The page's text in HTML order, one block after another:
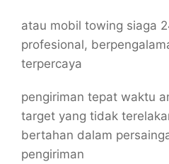
atau mobil towing siaga
profesional,
terpercaya
pengiriman tepat waktu
target yang tidak
bertahan dalam
pengiriman